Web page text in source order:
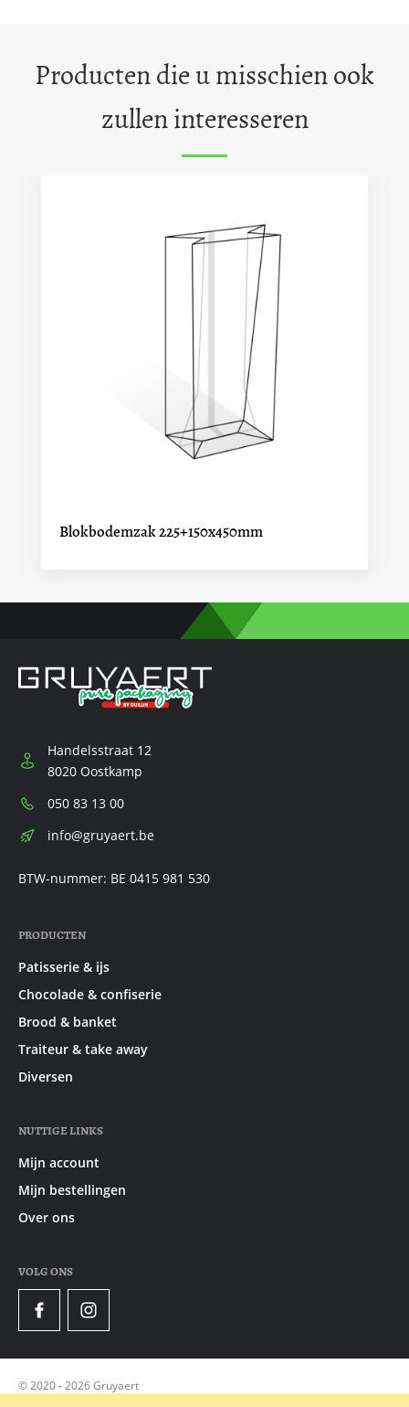
Producten die u misschien ook
zullen interesseren
Blokbodemzak 225+150x450mm
Handelsstraat 12
8020 Oostkamp
Telefoon:
050 83 13 00
E-
info@gruyaert.be
BTW-nummer: BE 0415 981 530
PRODUCTEN
Patisserie & ijs
Chocolade & confiserie
Brood & banket
Traiteur & take away
Diversen
NUTTIGE LINKS
Mijn account
Mijn bestellingen
Over ons
VOLG ONS
FacebookInstagram
© 2020 - 2026 Gruyaert